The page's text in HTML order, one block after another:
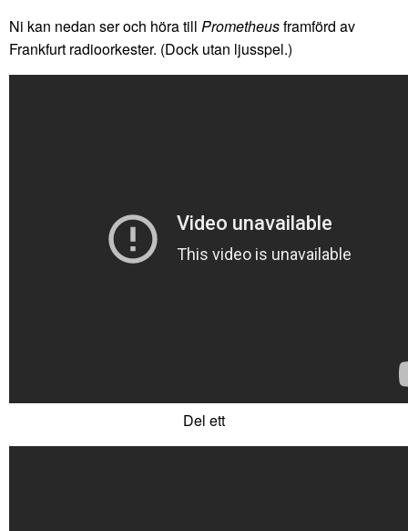
Ni kan nedan ser och höra till Prometheusframförd av
Frankfurt radioorkester. (Dock utan ljusspel.)
Del ett